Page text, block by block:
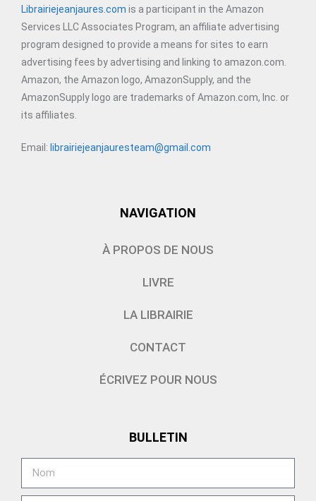
Librairiejeanjaures.com is a participant in the Amazon
Services LLC Associates Program, an affiliate advertising
program designed to provide a means for sites to earn
advertising fees by advertising and linking to amazon.com.
Amazon, the Amazon logo, AmazonSupply, and the
AmazonSupply logo are trademarks of Amazon.com, Inc. or
its affiliates.
Email: librairiejeanjauresteam@gmail.com
NAVIGATION
À PROPOS DE NOUS
LIVRE
LA LIBRAIRIE
CONTACT
ÉCRIVEZ POUR NOUS
BULLETIN